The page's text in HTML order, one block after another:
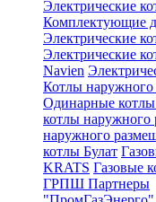
Электрические
Комплектующие
Электрические
Электрические
Navien
Котлы наружного
Одинарные
котлы наружного
наружного
котлы Булат
KRATS Газовые
ГРПШ Партнеры